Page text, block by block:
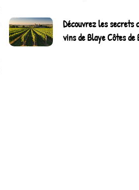
Découvrez les secrets
vins de Blaye Côtes de